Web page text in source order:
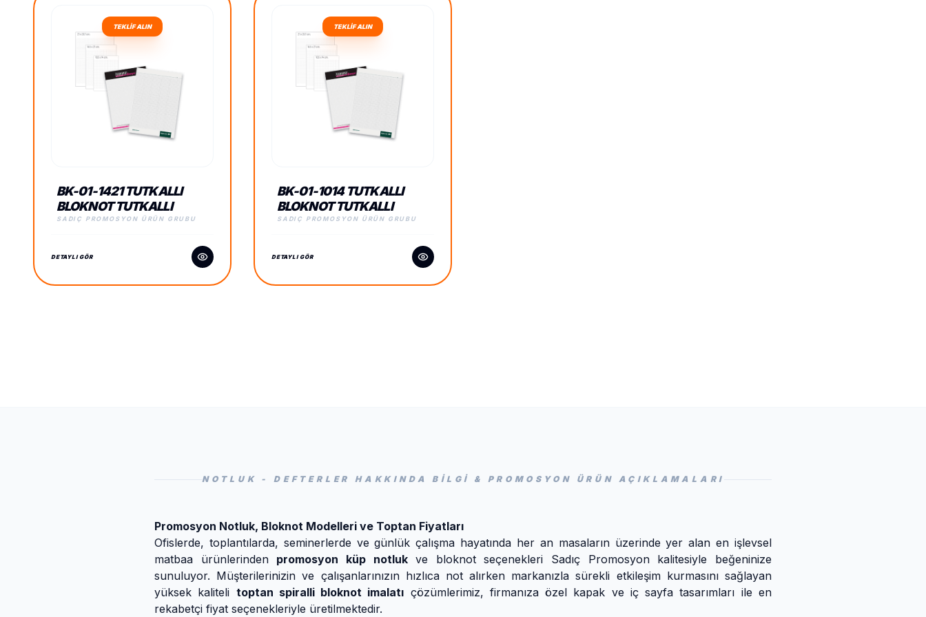
TEKLİF ALIN
BK-01-1421 TUTKALLI
BLOKNOT TUTKALLI
BLOKNOT
SADIÇ PROMOSYON ÜRÜN GRUBU
DETAYLI GÖR
TEKLİF ALIN
BK-01-1014 TUTKALLI
BLOKNOT TUTKALLI
BLOKNOT
SADIÇ PROMOSYON ÜRÜN GRUBU
DETAYLI GÖR
NOTLUK - DEFTERLER HAKKINDA BİLGİ & PROMOSYON ÜRÜN AÇIKLAMALARI
Promosyon Notluk, Bloknot Modelleri ve Toptan Fiyatları
Ofislerde, toplantılarda, seminerlerde ve günlük çalışma hayatında her an masaların üzerinde yer alan en işlevsel
matbaa ürünlerinden promosyon küp notlukve bloknot seçenekleri Sadıç Promosyon kalitesiyle beğeninize
sunuluyor. Müşterilerinizin ve çalışanlarınızın hızlıca not alırken markanızla sürekli etkileşim kurmasını sağlayan
yüksek kaliteli toptan spiralli bloknot imalatı çözümlerimiz, firmanıza özel kapak ve iç sayfa tasarımları ile en
rekabetçi fiyat seçenekleriyle üretilmektedir.